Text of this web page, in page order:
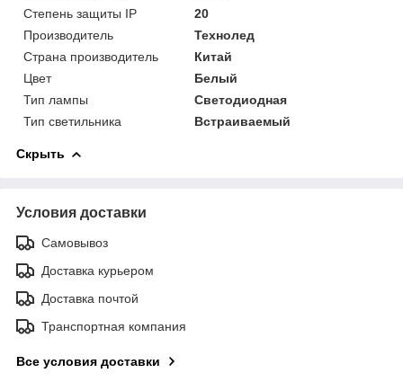
Степень защиты IP
20
Производитель
Технолед
Страна производитель
Китай
Цвет
Белый
Тип лампы
Светодиодная
Тип светильника
Встраиваемый
Скрыть
Условия доставки
Самовывоз
Доставка курьером
Доставка почтой
Транспортная компания
Все условия доставки